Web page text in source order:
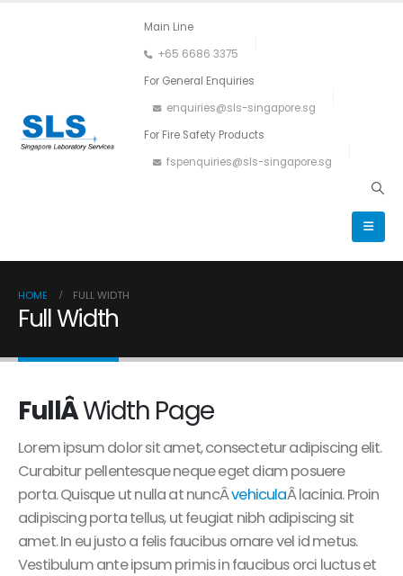
Main Line
+65 6686 3375
For General Enquiries
enquiries@sls-singapore.sg
For Fire Safety Products
fspenquiries@sls-singapore.sg
HOME FULL WIDTH
Full Width
FullÂWidth Page
Lorem ipsum dolor sit amet, consectetur adipiscing elit.
Curabitur pellentesque neque eget diam posuere
porta. Quisque ut nulla at nuncÂvehiculaÂ lacinia. Proin
adipiscing porta tellus, ut feugiat nibh adipiscing sit
amet. In eu justo a felis faucibus ornare vel id metus.
Vestibulum ante ipsum primis in faucibus orci luctus et